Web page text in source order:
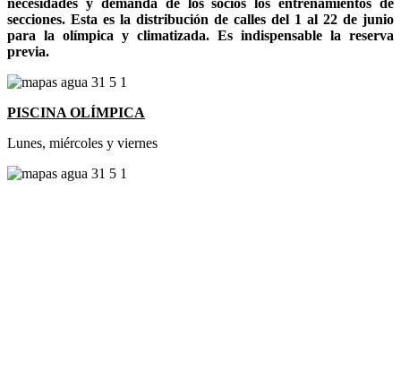
secciones. Esta es la distribución de calles del 1 al 22 de junio
para la olímpica y climatizada. Es indispensable la reserva
previa.
PISCINA OLÍMPICA
Lunes, miércoles y viernes